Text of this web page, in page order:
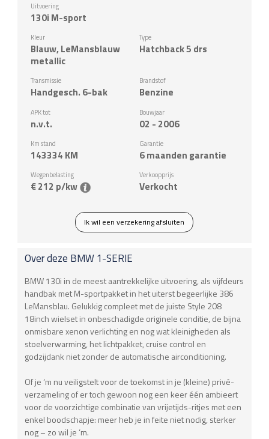
Uitvoering
130i M-sport
Kleur
Blauw, LeMansblauw
metallic
Type
Hatchback 5 drs
Transmissie
Handgesch. 6-bak
Brandstof
Benzine
APK tot
n.v.t.
Bouwjaar
02 - 2006
Km stand
143334 KM
Garantie
6 maanden garantie
Wegenbelasting
€ 212 p/kw
Verkoopprijs
Verkocht
Ik wil een verzekering afsluiten
Over deze BMW1-SERIE
BMW 130i in de meest aantrekkelijke uitvoering, als vijfdeurs
handbak met M-sportpakket in het uiterst begeerlijke 386
LeMansblau. Gelukkig compleet met de juiste Style 208
18inch wielset in onbeschadigde originele conditie, de bijna
onmisbare xenon verlichting en nog wat kleinigheden als
stoelverwarming, het lichtpakket, cruise control en
godzijdank niet zonder de automatische airconditioning.
Of je ‘m nu veiligstelt voor de toekomst in je (kleine) privé-
verzameling of er toch gewoon nog een keer één ambieert
voor de voorzichtige combinatie van vrijetijds-ritjes met een
enkel boodschapje: meer heb je in feite niet nodig, sterker
nog – zo wil je ‘m.